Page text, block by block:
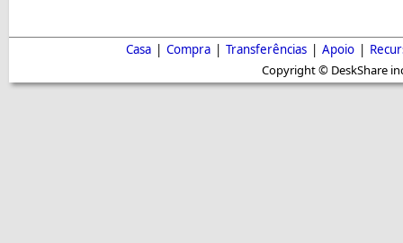
Casa | Compra | Transferências | Apoio |
Copyright © DeskShare